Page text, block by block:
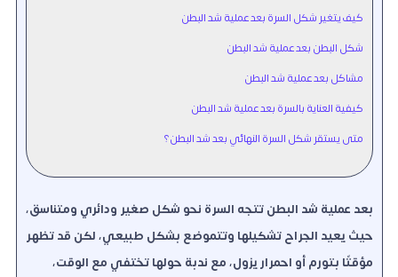
كيف يتغير شكل السرة بعد عملية شد البطن
شكل البطن بعد عملية شد البطن
مشاكل بعد عملية شد البطن
كيفية العناية بالسرة بعد عملية شد البطن
متى يستقر شكل السرة النهائي بعد شد البطن؟
بعد عملية شد البطن تتجه السرة نحو شكل صغير ودائري ومتناسق،
حيث يعيد الجراح تشكيلها وتتموضع بشكل طبيعي، لكن قد تظهر
مؤقتًا بتورم أو احمرار يزول، مع ندبة حولها تختفي مع الوقت،